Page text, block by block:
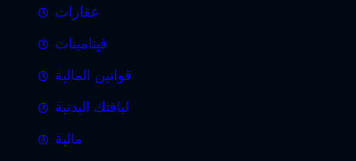
عقارات
فيتامينات
قوانين المالية
لياقتك البدنية
مالية